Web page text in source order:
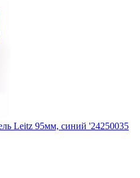
Leitz 95мм, синий '24250035